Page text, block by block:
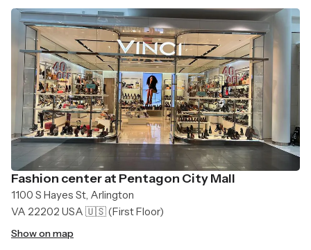
Fashion center at Pentagon City Mall
1100 S Hayes St, Arlington
VA 22202 USA 🇺🇸(First Floor)
Show on map